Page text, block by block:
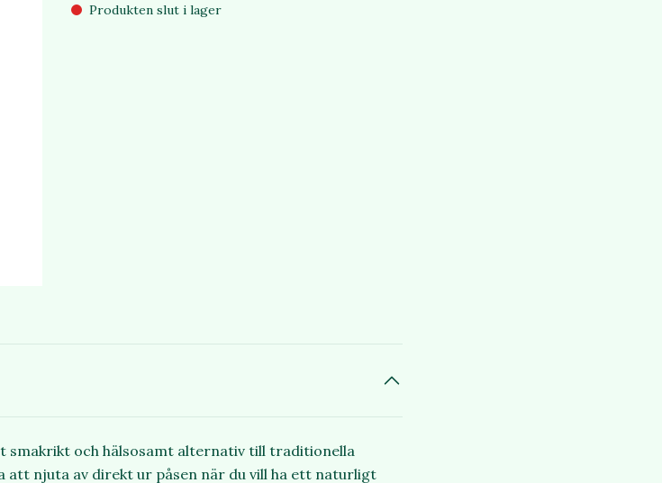
Produkten slut i lager
smakrikt och hälsosamt alternativ till traditionella
att njuta av direkt ur påsen när du vill ha ett naturligt